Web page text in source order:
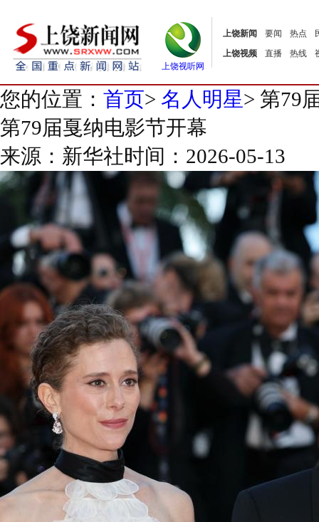
上饶视听网
上饶新闻 要闻 热点
上饶视频
直播 热线
您的位置： 首页> 名人明星> 第79
第79届戛纳电影节开幕
来源：新华社时间：2026-05-13